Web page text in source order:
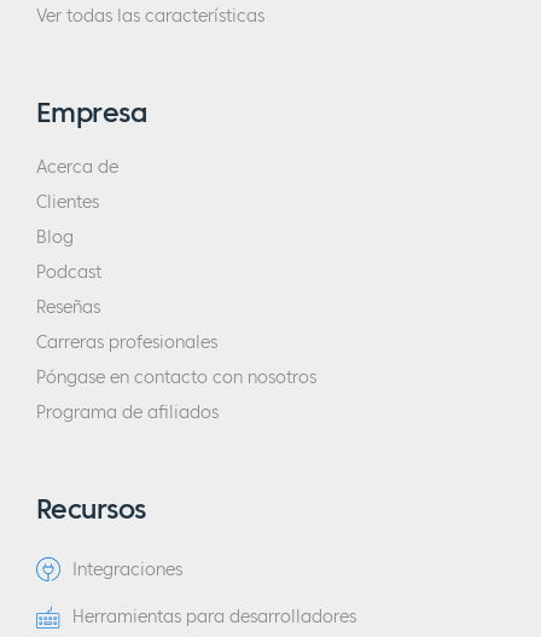
Ver todas las características
Empresa
Acerca de
Clientes
Blog
Podcast
Reseñas
Carreras profesionales
Póngase en contacto con nosotros
Programa de afiliados
Recursos
Integraciones
Herramientas para desarrolladores